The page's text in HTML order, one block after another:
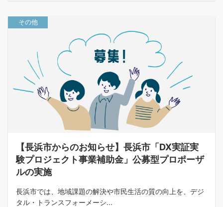
その他
【長浜市からのお知らせ】長浜市「DX実証実
験プロジェクト事業補助金」公募型プロポーザ
ルの実施
長浜市では、地域課題の解決や市民生活の質の向上を、デジ
タル・トランスフォーメーシ...